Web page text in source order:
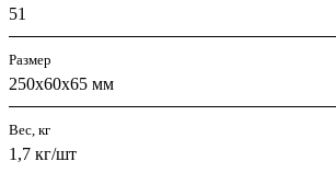
51
Размер
250х60х65 мм
Вес, кг
1,7 кг/шт